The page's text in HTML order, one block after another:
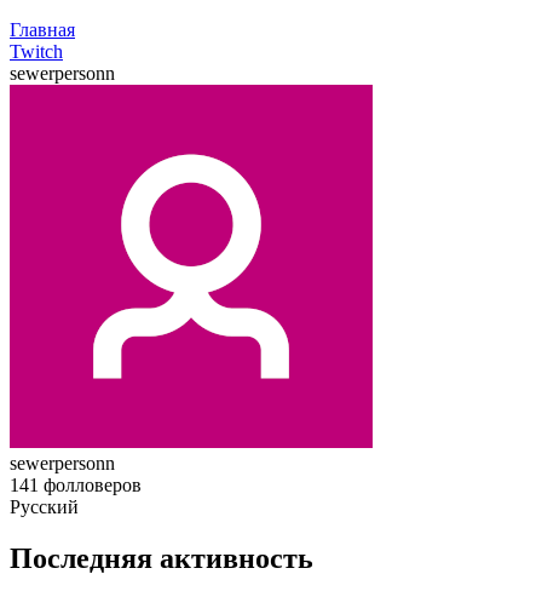
Главная
Twitch
sewerpersonn
sewerpersonn
141 фолловеров
Русский
Последняя активность